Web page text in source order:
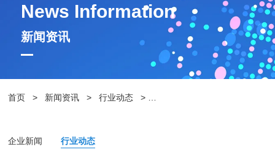
News Information
新闻资讯
首页 > 新闻资讯 > 行业动态 >
企业新闻 行业动态